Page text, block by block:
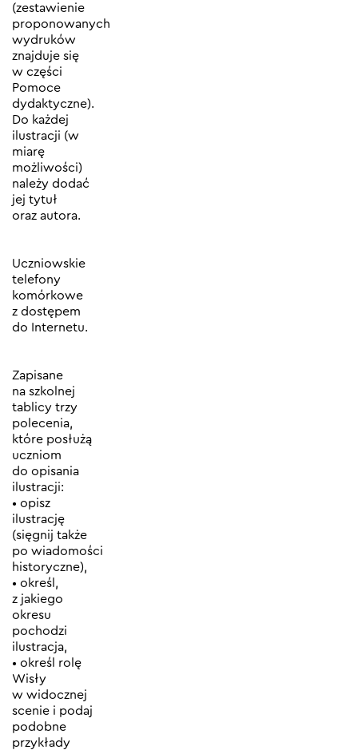
(zestawienie
proponowanych
wydruków
znajduje się
w części
Pomoce
dydaktyczne).
Do każdej
ilustracji (w
miarę
możliwości)
należy dodać
jej tytuł
oraz autora.
Uczniowskie
telefony
komórkowe
z dostępem
do Internetu.
Zapisane
na szkolnej
tablicy trzy
polecenia,
które posłużą
uczniom
do opisania
ilustracji:
• opisz
ilustrację
(sięgnij także
po wiadomości
historyczne),
• określ,
z jakiego
okresu
pochodzi
ilustracja,
• określ rolę
Wisły
w widocznej
scenie i podaj
podobne
przykłady